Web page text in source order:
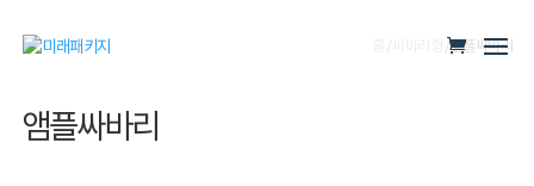
/ / 앰플싸바리
앰플싸바리